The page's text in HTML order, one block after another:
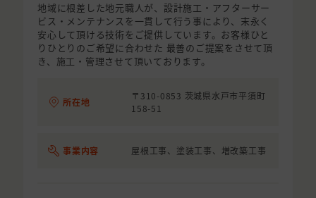
地域に根差した地元職人が、設計施工・アフターサー
ビス・メンテナンスを一貫して行う事により、末永く
安心して頂ける技術をご提供しています。お客様ひと
りひとりのご希望に合わせた 最善のご提案をさせて頂
き、施工・管理させて頂いております。
所在地
〒310-0853 茨城県水戸市平須町
158-51
事業内容 屋根工事、塗装工事、増改築工事